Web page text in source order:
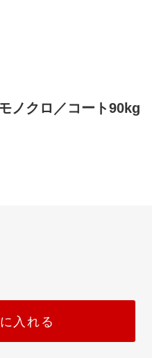
ノクロ／コート90kg
入れる